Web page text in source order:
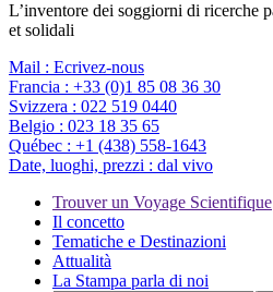
L’inventore dei soggiorni di ricerche
et solidali
Mail : Ecrivez-nous
Francia : +33 (0)1 85 08 36 30
Svizzera : 022 519 0440
Belgio : 023 18 35 65
Québec : +1 (438) 558-1643
Date, luoghi, prezzi : dal vivo
Trouver un Voyage Scientifique
Il concetto
Tematiche e Destinazioni
Attualità
La Stampa parla di noi